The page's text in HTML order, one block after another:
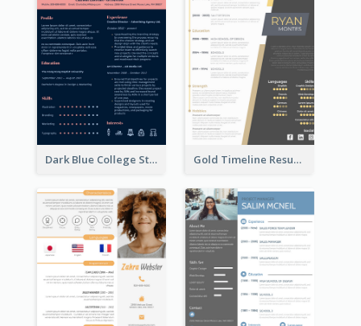
Dark Blue College Student Resume Gold Timeline Resume